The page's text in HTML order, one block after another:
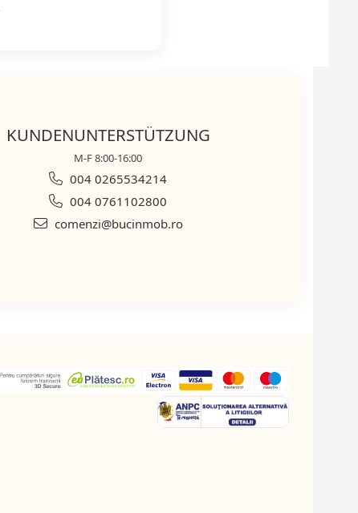
KUNDENUNTERSTÜTZUNG
M-F 8:00-16:00
004 0265534214
004 0761102800
comenzi@bucinmob.ro